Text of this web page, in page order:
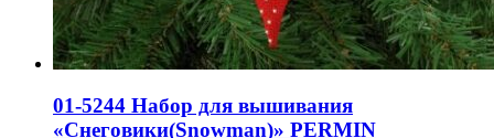
01-5244 Набор для вышивания
«Снеговики(Snowman)» PERMIN